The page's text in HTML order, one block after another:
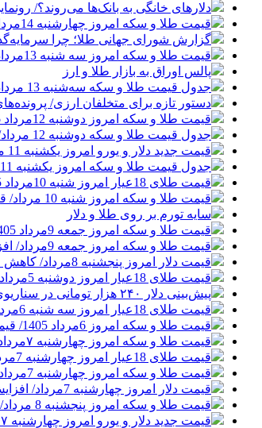
دلارهای خانگی به بانک‌ها می‌روند؟/
قیمت طلا و سکه امروز چهارشنبه 14مرداد/ کاهش همه قیمت ها + جدول و جزئیات
گزارش شورای جهانی طلا؛ چرا
قیمت طلا و سکه امروز سه شنبه 13مرداد/ افزایش همه قیمت ها + جدول و جزئیات
پالس اوراق به بازار طلا و ارز
جدول قیمت طلا و سکه سه‌شنبه 13 مرداد
دستور تازه برای متخلفان ارزی/ پرونده‌های بالای ۳ میلیون یورو
قیمت طلا و سکه امروز دوشنبه 12مرداد 1405/ کاهش همه قیمت ها + جدول و جزئیات
جدول قیمت طلا و سکه دوشنبه 12 مرداد/ قیمت‌ها کاهشی
قیمت جدید دلار و یورو امروز یکشنبه 11 مرداد 1405+ جدول قیمت‌ها
جدول قیمت طلا و سکه امروز یکشنبه 11 مرداد
قیمت طلای 18عیار امروز شنبه 10مرداد 1405/ افزایش قیمت + جدول و جزئیات
قیمت طلا و سکه امروز شنبه 10 مرداد/ قیمت‌ها نزولی
سایه تورم بر روی طلا و دلار
قیمت طلا و سکه امروز جمعه 9مرداد 1405/ افزایش همه قیمت ها + جدول و جزئیات
قیمت طلا و سکه امروز جمعه 9مرداد/ افزایش همه قیمت ها + جدول و جزئیات
قیمت دلار امروز پنجشنبه 8مرداد/ کاهش قیمت + جدول و جزئیات
قیمت طلای 18عیار امروز دوشنبه 5مرداد/ افزایش قیمت + جدول و جزئیات
پیش‌بینی دلار ۲۴۰ هزار تومانی در سناریوی تداوم وضع موجود
قیمت طلای 18عیار امروز سه شنبه 6مرداد/ افزایش قیمت + جدول و جزئیات
قیمت طلا و سکه امروز 6مرداد 1405/ قیمت ها بر مدار افزایش + جدول و جزئیات
قیمت طلا و سکه امروز چهارشنبه ۷مرداد/ کاهش همه قیمت ها + جدول
قیمت طلای 18عیار امروز چهارشنبه 7مرداد/ افزایش قیمت + جدول
قیمت طلا و سکه امروز چهارشنبه 7مرداد/ افزایش همه قیمت ها + جدول و جزئیات
قیمت دلار امروز چهارشنبه 7مرداد/ افزایش قیمت + جدول
قیمت طلا و سکه امروز پنجشنبه 8 مرداد/ روند صعودی
قیمت جدید دلار و یورو امروز چهارشنبه ۷ مرداد ۱۴۰۵+ جدول قیمت‌ها